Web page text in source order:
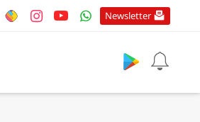
Newsletter